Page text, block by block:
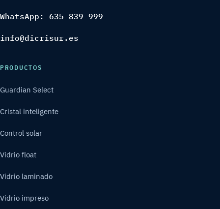
WhatsApp: 635 839 999
info@dicrisur.es
PRODUCTOS
Guardian Select
Cristal inteligente
Control solar
Vidrio float
Vidrio laminado
Vidrio impreso